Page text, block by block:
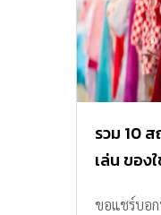
รวม 10
เล่น ของ
ขอแชร์บอ